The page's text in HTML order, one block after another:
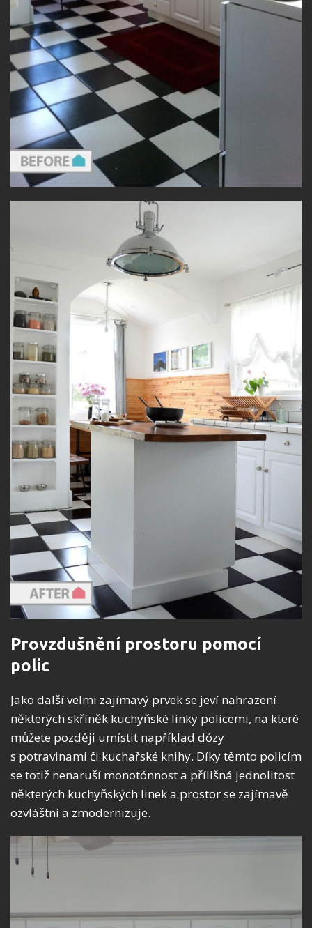
Provzdušnění prostoru pomocí
polic
Jako další velmi zajímavý prvek se jeví nahrazení
některých skříněk kuchyňské linky policemi, na které
můžete později umístit například dózy
s potravinami či kuchařské knihy. Díky těmto policím
se totiž nenaruší monotónnost a přílišná jednolitost
některých kuchyňských linek a prostor se zajímavě
ozvláštní a zmodernizuje.